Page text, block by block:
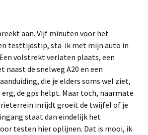
aan. Vijf minuten voor het
testtijdstip, sta ik met mijn auto in
volstrekt verlaten plaats, een
de snelweg A20 en een
die je elders soms wel ziet,
de gps helpt. Maar toch, naarmate
inrijdt groeit de twijfel of je
staat dan eindelijk het
testen hier oplijnen. Dat is mooi, ik